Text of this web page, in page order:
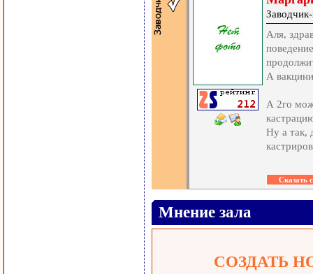
Заводчик-
Аля,
А
А 2го
Ну а так,
Мнение зала
СОЗДАТЬ